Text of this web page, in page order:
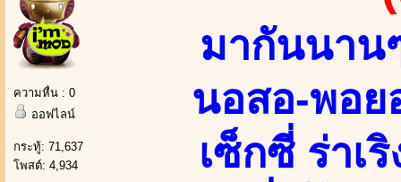
ความหื่น : 0
ออฟไลน์
กระทู้: 71,637
โพสต์: 4,934
มากันนาน
นอสอ-พอย
เซ็กซี่ ร่าเ